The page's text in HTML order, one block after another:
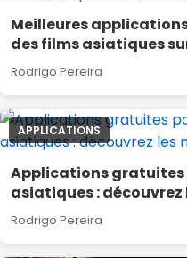
Meilleures
des films asiatiques
Rodrigo Pereira
APPLICATIONS
Applications gratuites
asiatiques :
Rodrigo Pereira